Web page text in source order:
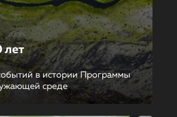
в истории Программы
среде